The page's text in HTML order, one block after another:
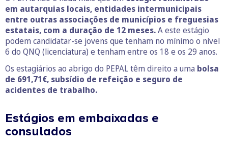
em autarquias locais, entidades intermunicipais
entre outras associações de municípios e freguesias
estatais, com a duração de 12 meses.A este estágio
podem candidatar-se jovens que tenham no mínimo o nível
6 do QNQ (licenciatura) e tenham entre os 18 e os 29 anos.
Os estagiários ao abrigo do PEPAL têm direito a uma bolsa
de 691,71€, subsídio de refeição e seguro de
acidentes de trabalho.
Estágios em embaixadas e
consulados